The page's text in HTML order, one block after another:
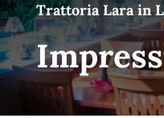
Trattoria Lara in